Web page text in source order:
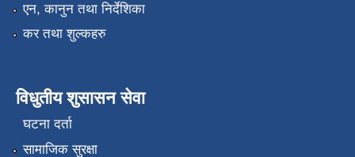
एन, कानुन तथा निर्देशिका
कर तथा शुल्कहरु
विधुतीय शुसासन सेवा
घटना दर्ता
सामाजिक सुरक्षा